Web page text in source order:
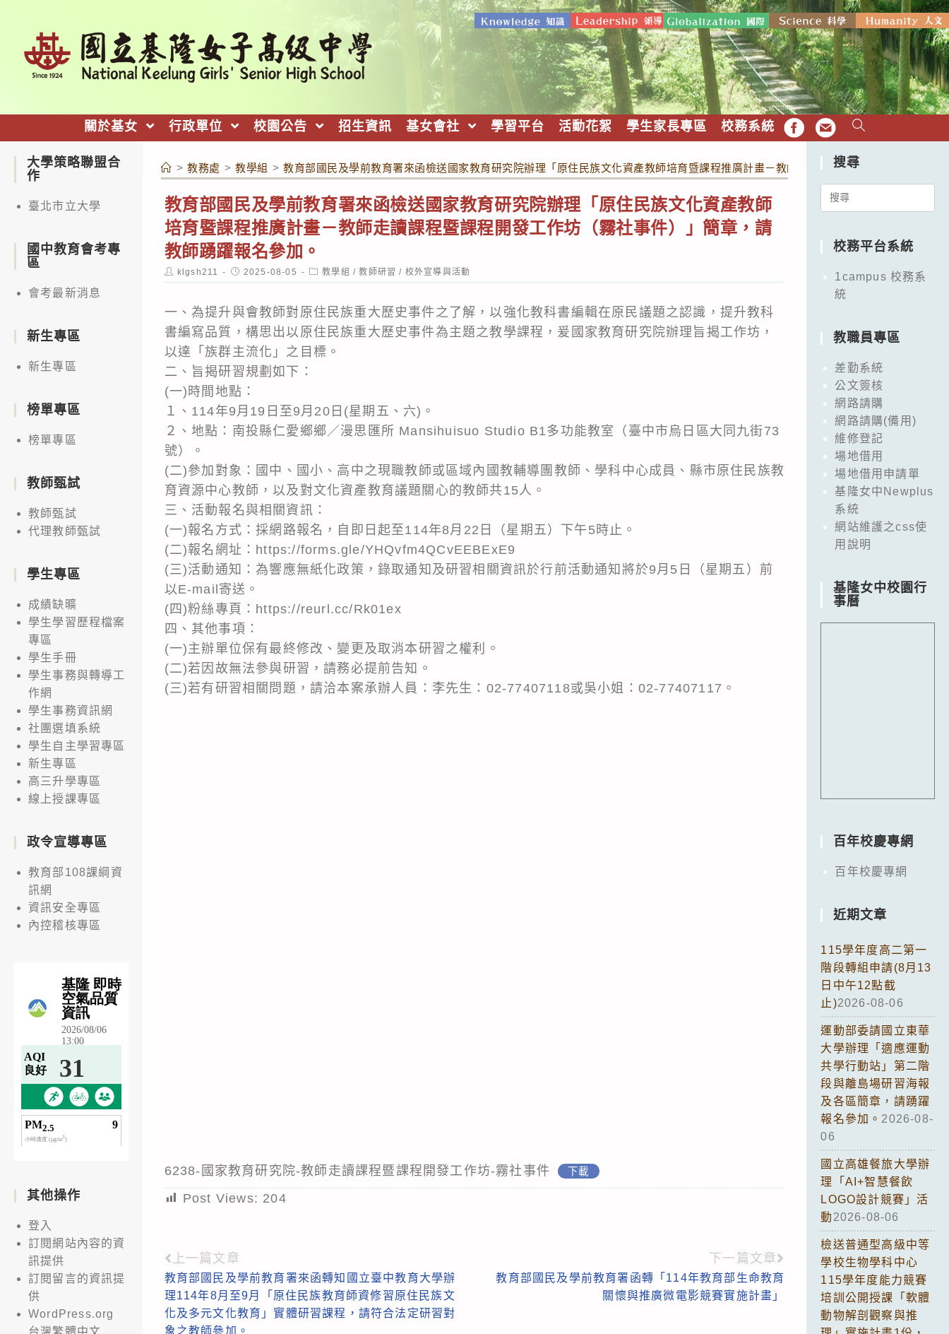
關於基女 行政單位 校園公告 招生資訊 基女會社 學習平台 活動花絮 學生家長專區 校務系統 FB EMAIL
> 教務處 > 教學組 > 教育部國民及學前教育署來函檢送國家教育研究院辦理「原住民族文化資產教師培育暨課程推廣計畫－教師走讀課程暨課程開發工作坊（
教育部國民及學前教育署來函檢送國家教育研究院辦理「原住民族文化資產教師
培育暨課程推廣計畫－教師走讀課程暨課程開發工作坊（霧社事件）」簡章，請
教師踴躍報名參加。
Post
author:
klgsh211
Post
published:
2025-08-05
Post
category:
教學組 / 教師研習 / 校外宣導與活動
一、為提升與會教師對原住民族重大歷史事件之了解，以強化教科書編輯在原民議題之認識，提升教科
書編寫品質，構思出以原住民族重大歷史事件為主題之教學課程，爰國家教育研究院辦理旨揭工作坊，
以達「族群主流化」之目標。
二、旨揭研習規劃如下：
(一)時間地點：
１、114年9月19日至9月20日(星期五、六)。
２、地點：南投縣仁愛鄉鄉／漫思匯所 Mansihuisuo Studio B1多功能教室（臺中市烏日區大同九街73
號）。
(二)參加對象：國中、國小、高中之現職教師或區域內國教輔導團教師、學科中心成員、縣市原住民族教
育資源中心教師，以及對文化資產教育議題關心的教師共15人。
三、活動報名與相關資訊：
(一)報名方式：採網路報名，自即日起至114年8月22日（星期五）下午5時止。
(二)報名網址：https://forms.gle/YHQvfm4QCvEEBExE9
(三)活動通知：為響應無紙化政策，錄取通知及研習相關資訊於行前活動通知將於9月5日（星期五）前
以E-mail寄送。
(四)粉絲專頁：https://reurl.cc/Rk01ex
四、其他事項：
(一)主辦單位保有最終修改、變更及取消本研習之權利。
(二)若因故無法參與研習，請務必提前告知。
(三)若有研習相關問題，請洽本案承辦人員：李先生：02-77407118或吳小姐：02-77407117。
6238-國家教育研究院-教師走讀課程暨課程開發工作坊-霧社事件 下載
Post Views: 204
Read
more
articles
上一篇文章
教育部國民及學前教育署來函轉知國立臺中教育大學辦
理114年8月至9月「原住民族教育師資修習原住民族文
化及多元文化教育」實體研習課程，請符合法定研習對
象之教師參加。
下一篇文章
教育部國民及學前教育署函轉「114年教育部生命教育
關懷與推廣微電影競賽實施計畫」
大學策略聯盟合
作
臺北市立大學
國中教育會考專
區
會考最新消息
新生專區
新生專區
榜單專區
榜單專區
教師甄試
教師甄試
代理教師甄試
學生專區
成績缺曠
學生學習歷程檔案
專區
學生手冊
學生事務與轉導工
作網
學生事務資訊網
社團選填系統
學生自主學習專區
新生專區
高三升學專區
線上授課專區
政令宣導專區
教育部108課綱資
訊網
資訊安全專區
內控稽核專區
其他操作
登入
訂閱網站內容的資
訊提供
訂閱留言的資訊提
供
WordPress.org
台灣繁體中文
搜尋
Search
校務平台系統
1campus 校務系
統
教職員專區
差勤系統
公文簽核
網路請購
網路請購(備用)
維修登記
場地借用
場地借用申請單
基隆女中Newplus
系統
網站維護之css使
用說明
基隆女中校園行
事曆
百年校慶專網
百年校慶專網
近期文章
115學年度高二第一
階段轉組申請(8月13
日中午12點截
止)2026-08-06
運動部委請國立東華
大學辦理「適應運動
共學行動站」第二階
段與離島場研習海報
及各區簡章，請踴躍
報名參加。 2026-08-
06
國立高雄餐旅大學辦
理「AI+智慧餐飲
LOGO設計競賽」活
動 2026-08-06
檢送普通型高級中等
學校生物學科中心
115學年度能力競賽
培訓公開授課「軟體
動物解剖觀察與推